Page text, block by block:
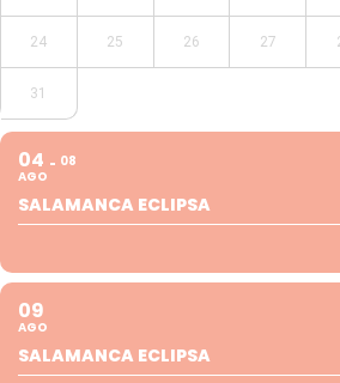
24 25 26 27
31
04
AGO
08
SALAMANCA ECLIPSA
09
AGO
SALAMANCA ECLIPSA